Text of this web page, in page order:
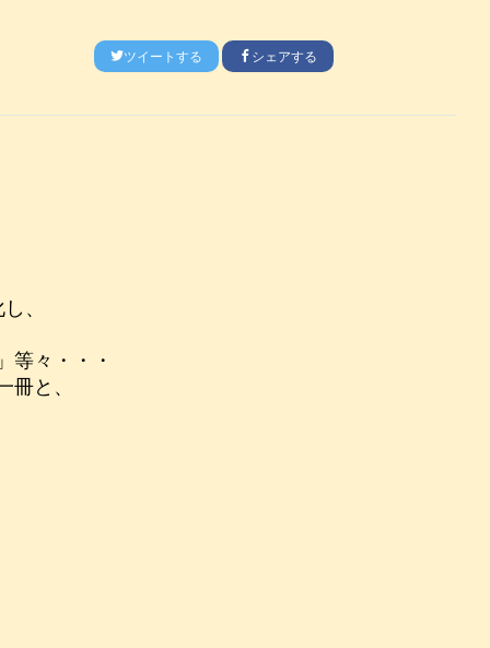
ツイートする シェアする
、
等々・・・
冊と、